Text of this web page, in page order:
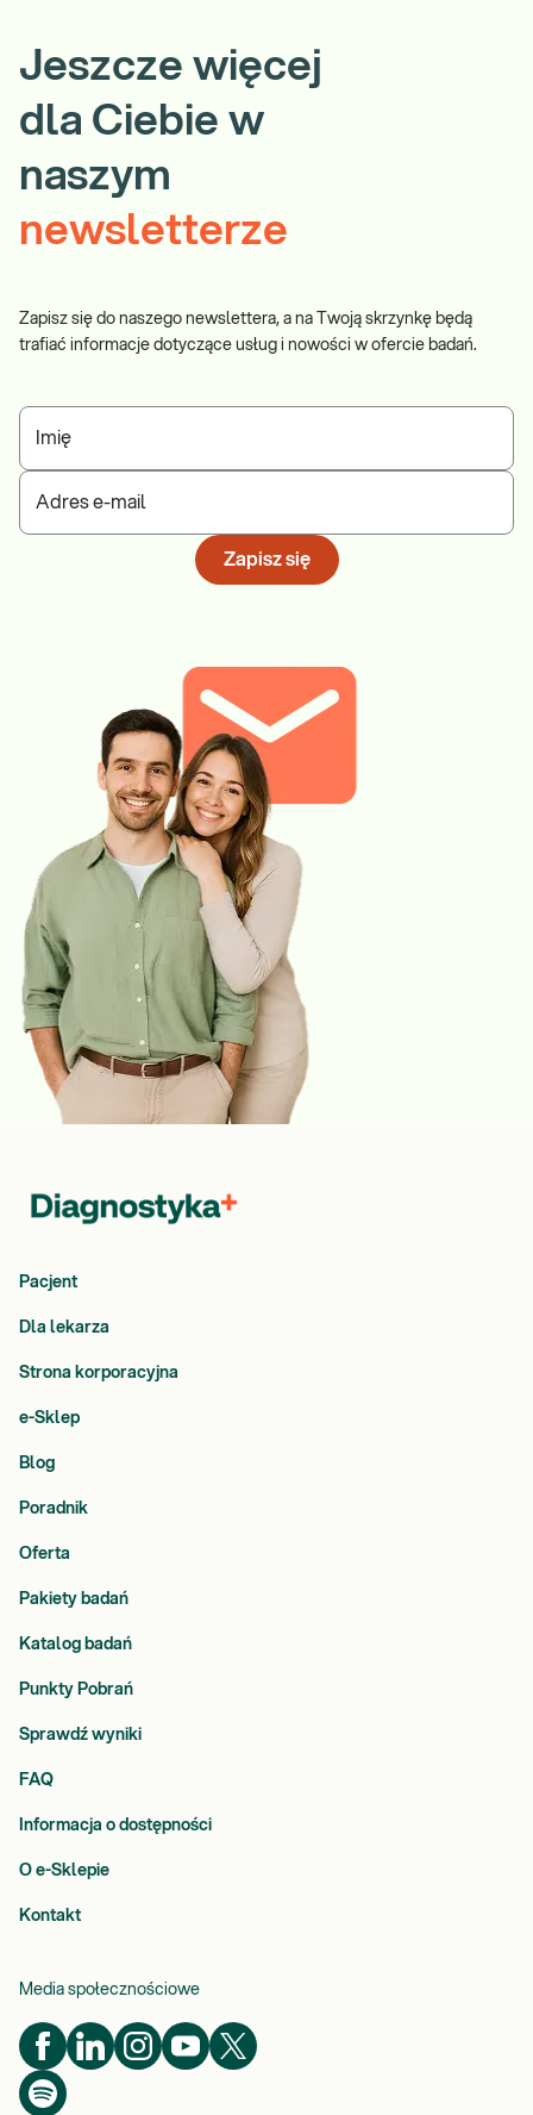
Jeszcze więcej
dla Ciebie w
naszym
newsletterze
Zapisz się do naszego newslettera, a na Twoją skrzynkę będą
trafiać informacje dotyczące usług i nowości w ofercie badań.
Imię
Adres e-mail
Zapisz się
Pacjent
Dla lekarza
Strona korporacyjna
e-Sklep
Blog
Poradnik
Oferta
Pakiety badań
Katalog badań
Punkty Pobrań
Sprawdź wyniki
FAQ
Informacja o dostępności
O e-Sklepie
Kontakt
Media społecznościowe